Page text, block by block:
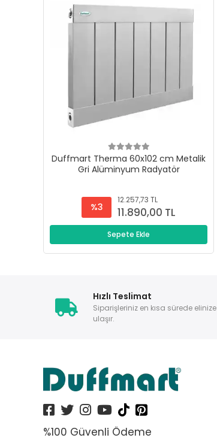
Duffmart Therma 60x102 cm Metalik
Gri Alüminyum Radyatör
%3
12.257,73 TL
11.890,00 TL
Sepete Ekle
Hızlı Teslimat
Siparişleriniz en kısa sürede elinize
ulaşır.
%100 Güvenli Ödeme